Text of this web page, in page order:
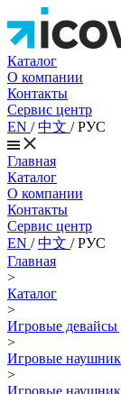
Каталог
О компании
Контакты
Сервис центр
EN /中文 /РУС
Главная
Каталог
О компании
Контакты
Сервис центр
EN /中文 /РУС
Главная
>
Каталог
>
Игровые девайсы
>
Игровые
>
Игровые